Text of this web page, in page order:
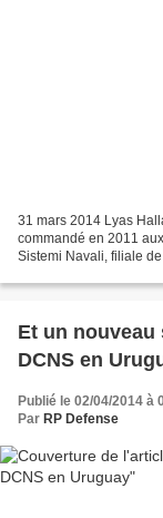
31 mars 2014 Lyas
commandé en 2011
Sistemi Navali, filiale
Et un nouveau
DCNS en
Publié le 02/04/2014 à
Par RP Defense